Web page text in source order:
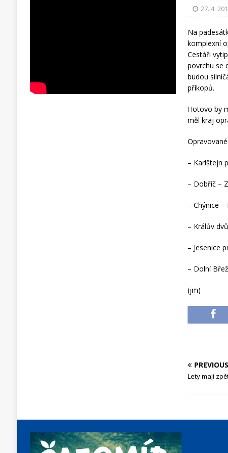
27. 4.
Na
komplexní
Cestáři
povrchu se
budou
příkopů.
Hotovo by
měl kraj
– Karlštejn
– Dobříč –
– Chýnice –
– Králův
– Jesenice
– Dolní
(jm)
PREVIOUS
Lety mají